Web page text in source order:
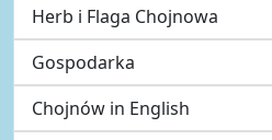
Herb i Flaga Chojnowa
Gospodarka
Chojnów in English